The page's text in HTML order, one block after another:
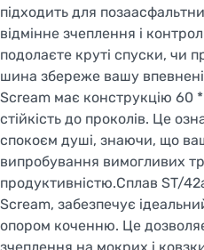
підходить для
відмінне зчеплення і
подолаєте круті спуски, чи
шина збереже вашу
Scream має конструкцію 60 *
стійкість до проколів. Це
спокоєм душі, знаючи, що
випробування вимогливих
продуктивністю.Сплав ST/
Scream, забезпечує
опором коченню. Це